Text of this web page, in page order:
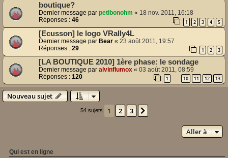
boutique?
Dernier message par petibonohm « 18 nov. 2011, 16:18
Réponses : 46 1 2 3 4 5
[Ecusson] le logo VRally4L
Dernier message par Bear « 23 août 2011, 19:57
Réponses : 29 1 2 3
[LA BOUTIQUE 2010] 1ère phase: le sondage
Dernier message par alvinflumox « 03 août 2011, 08:59
Réponses : 120 1 … 10 11 12 13
Nouveau sujet
54 sujets 1 2 3
Aller à
Qui est en ligne